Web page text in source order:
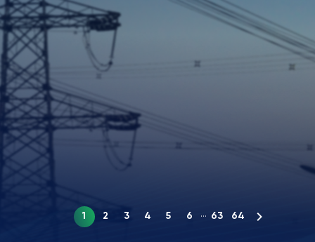
Dự án Nhà máy điện
gió Hải Anh: ACIT là
đơn vị triển khai thi
công COD ngày
19/8
ACIT đồng hành
cùng siêu dự án nghỉ
dưỡng Vinpearl Mỹ
Lâm
18 tháng 04, 2025
Nhà ga hành khách
tác cùng VINGROUP
1 2 3 4 5 6 ... 63 64